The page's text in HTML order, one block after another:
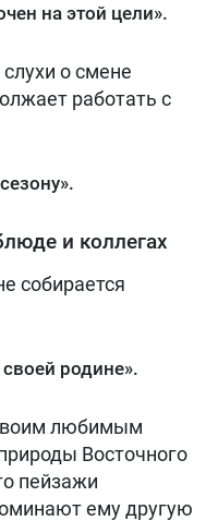
на этой цели».
о смене
работать с
и коллегах
собирается
родине».
любимым
Восточного
пейзажи
ему другую